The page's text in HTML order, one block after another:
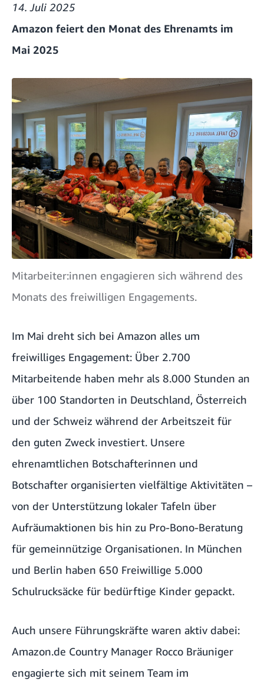
14. Juli 2025
Amazon feiert den Monat des Ehrenamts im
Mai 2025
Mitarbeiter:innen engagieren sich während des
Monats des freiwilligen Engagements.
Im Mai dreht sich bei Amazon alles um
freiwilliges Engagement: Über 2.700
Mitarbeitende haben mehr als 8.000 Stunden an
über 100 Standorten in Deutschland, Österreich
und der Schweiz während der Arbeitszeit für
den guten Zweck investiert. Unsere
ehrenamtlichen Botschafterinnen und
Botschafter organisierten vielfältige Aktivitäten –
von der Unterstützung lokaler Tafeln über
Aufräumaktionen bis hin zu Pro-Bono-Beratung
für gemeinnützige Organisationen. In München
und Berlin haben 650 Freiwillige 5.000
Schulrucksäcke für bedürftige Kinder gepackt.
Auch unsere Führungskräfte waren aktiv dabei:
Amazon.de Country Manager Rocco Bräuniger
engagierte sich mit seinem Team im